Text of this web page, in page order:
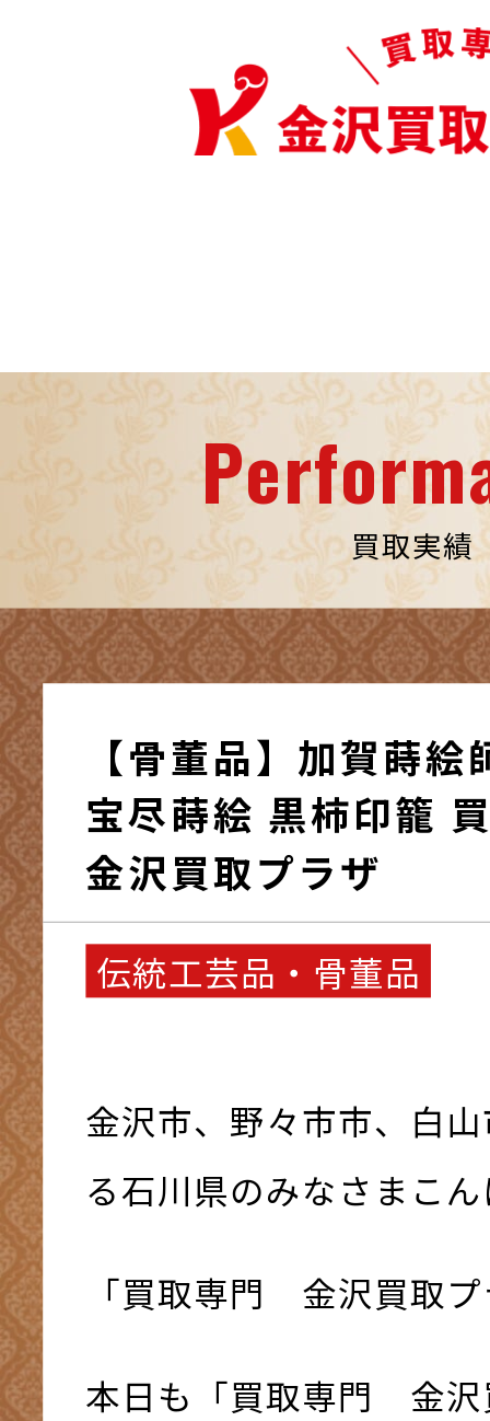
買取実績
【骨董品】加賀蒔
宝尽蒔絵 黒柿印籠
金沢買取プラザ
伝統工芸品・骨董品
金沢市、野々市市、白
る石川県のみなさまこ
「買取専門 金沢買取
本日も「買取専門 金沢